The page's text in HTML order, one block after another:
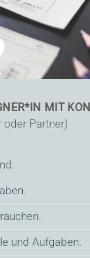
MIT
Partner)
und Aufgaben.